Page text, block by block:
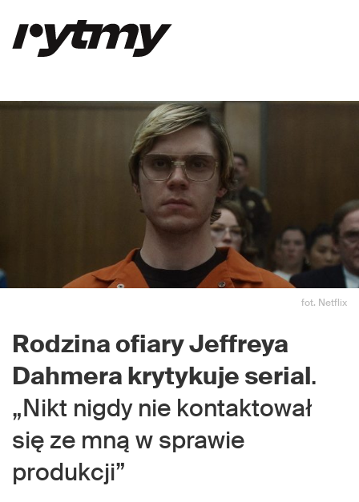
fot. Netflix
Rodzina ofiary Jeffreya
Dahmera krytykuje serial.
„Nikt nigdy nie kontaktował
się ze mną w sprawie
produkcji”